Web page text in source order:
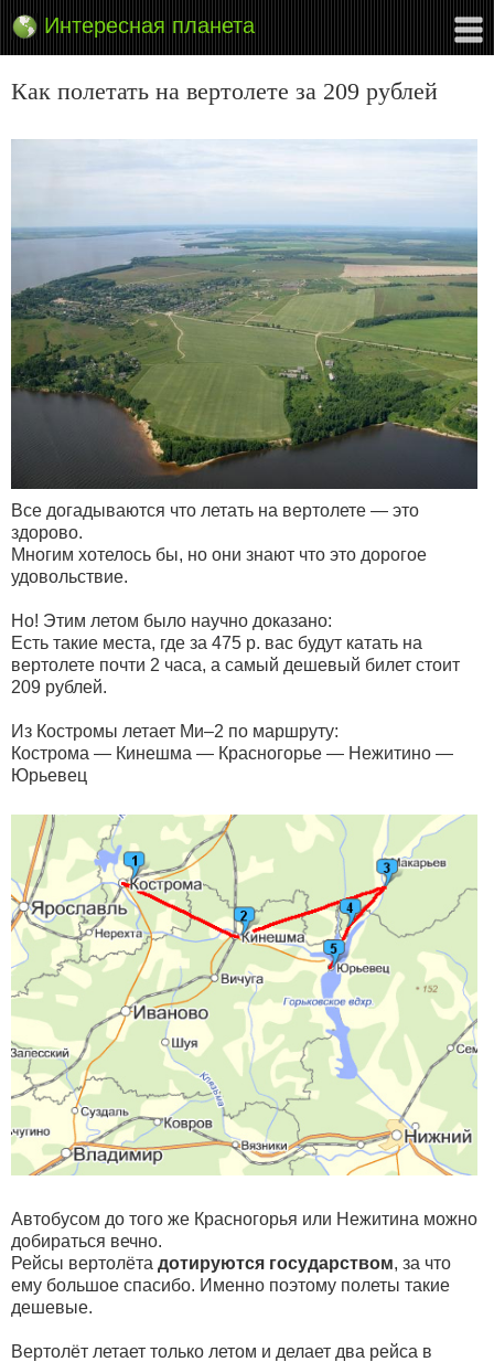
Интересная планета
Как полетать на вертолете за 209 рублей
Все догадываются что летать на вертолете — это
здорово.
Многим хотелось бы, но они знают что это дорогое
удовольствие.
Но! Этим летом было научно доказано:
Есть такие места, где за 475 р. вас будут катать на
вертолете почти 2 часа, а самый дешевый билет стоит
209 рублей.
Из Костромы летает Ми–2 по маршруту:
Кострома — Кинешма — Красногорье — Нежитино —
Юрьевец
Автобусом до того же Красногорья или Нежитина можно
добираться вечно.
Рейсы вертолёта дотируются государством, за что
ему большое спасибо. Именно поэтому полеты такие
дешевые.
Вертолёт летает только летом и делает два рейса в